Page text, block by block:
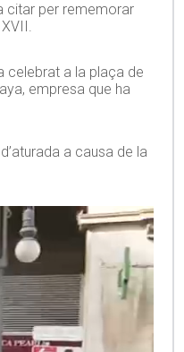
citar per rememorar
celebrat a la plaça de
empresa que ha
a causa de la